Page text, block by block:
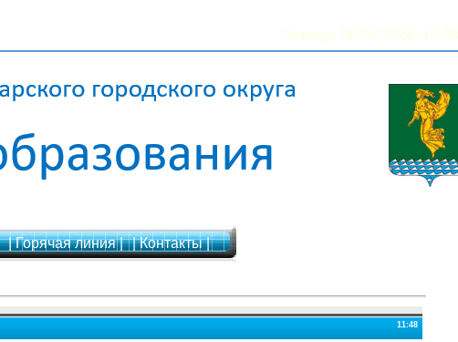
Четверг, 06.08.2026, 17:38
| Горячая линия | | Контакты |
11:48